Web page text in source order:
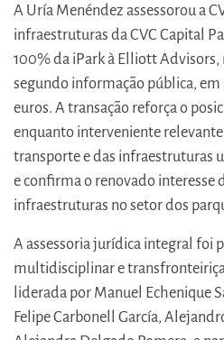
A Uría Menéndez assessorou a
infraestruturas da CVC Capital
100% da iPark à Elliott Advisors,
segundo informação pública,
euros. A transação reforça o
enquanto interveniente
transporte e das infraestruturas
e confirma o renovado interesse
infraestruturas no setor dos
A assessoria jurídica integral foi
multidisciplinar e
liderada por Manuel Echenique
Felipe Carbonell García,